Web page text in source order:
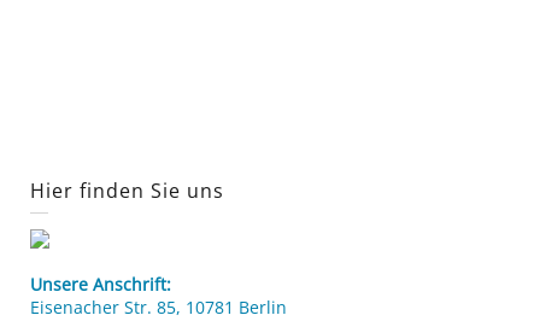
Hier finden Sie uns
Unsere Anschrift:
Eisenacher Str. 85, 10781 Berlin